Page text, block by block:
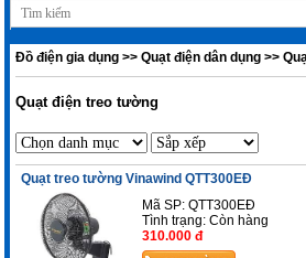
Đồ điện gia dụng >>Quạt điện dân dụng >>
Quạt điện treo tường
Quạt treo tường Vinawind QTT300EĐ
Mã SP: QTT300EĐ
Tình trạng:Còn hàng
310.000 đ